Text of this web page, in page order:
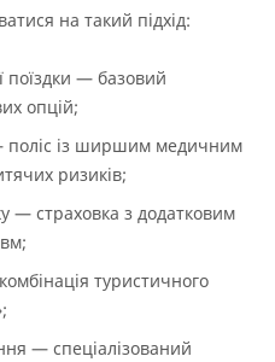
на такий підхід:
поїздки — базовий
опцій;
поліс із ширшим медичним
ризиків;
— страховка з додатковим
туристичного
— спеціалізований